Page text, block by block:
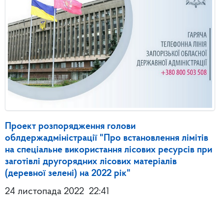
Проект розпорядження голови
облдержадміністрації "Про встановлення лімітів
на спеціальне використання лісових ресурсів при
заготівлі другорядних лісових матеріалів
(деревної зелені) на 2022 рік"
24 листопада 2022 22:41